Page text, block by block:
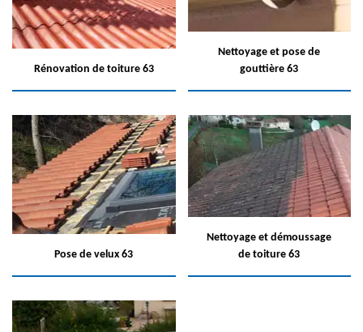
Rénovation de toiture 63
Nettoyage et pose de
gouttière 63
Pose de velux 63
Nettoyage et démoussage
de toiture 63